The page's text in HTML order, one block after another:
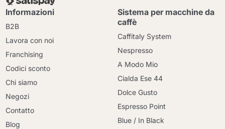
Informazioni
B2B
Lavora con noi
Franchising
Codici sconto
Chi siamo
Negozi
Contatto
Blog
Sistema per macchine da
caffè
Caffitaly System
Nespresso
A Modo Mio
Cialda Ese 44
Dolce Gusto
Espresso Point
Blue / In Black